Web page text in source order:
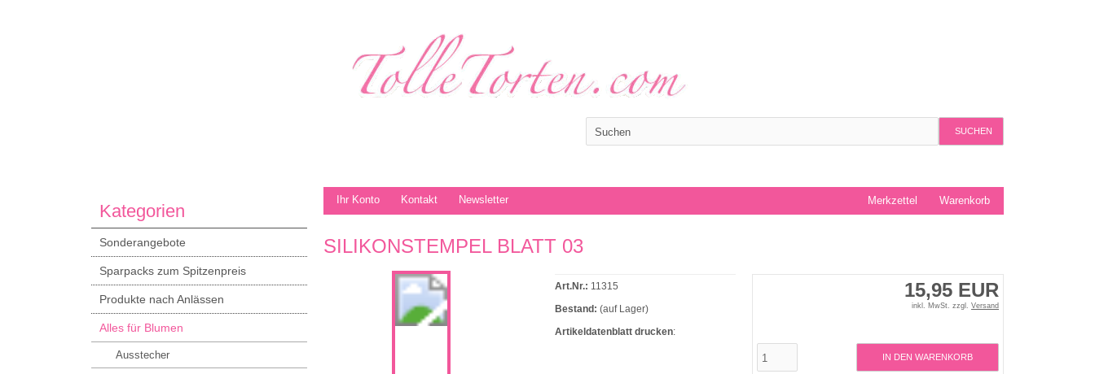
SUCHEN
Ihr Konto Kontakt Newsletter Warenkorb
Merkzettel
SILIKONSTEMPEL BLATT 03
15,95 EUR
inkl. MwSt. zzgl. Versand
IN DEN WARENKORB
Art.Nr.: 11315
Bestand: (auf Lager)
Artikeldatenblatt drucken:
Kategorien
Sonderangebote
Sparpacks zum Spitzenpreis
Produkte nach Anlässen
Alles für Blumen
Ausstecher